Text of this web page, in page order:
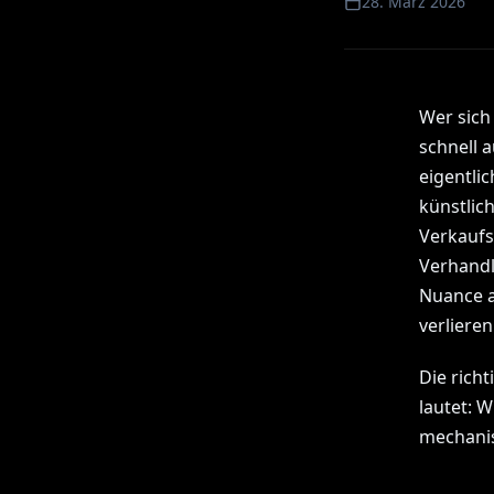
Wer
schnell
Nuance
Die
lautet: